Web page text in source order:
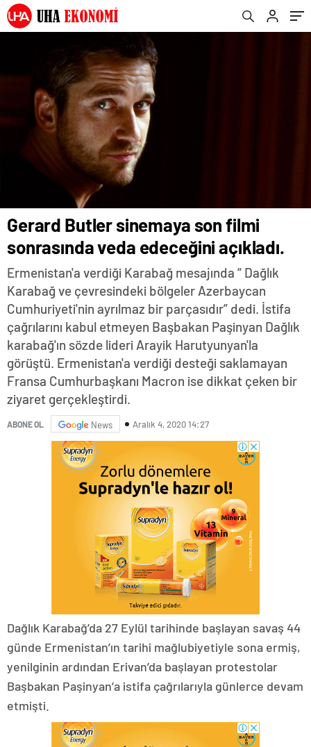
Gerard Butler sinemaya son filmi
sonrasında veda edeceğini açıkladı.
Ermenistan'a verdiği Karabağ mesajında “ Dağlık
Karabağ ve çevresindeki bölgeler Azerbaycan
Cumhuriyeti'nin ayrılmaz bir parçasıdır” dedi. İstifa
çağrılarını kabul etmeyen Başbakan Paşinyan Dağlık
karabağ'ın sözde lideri Arayik Harutyunyan'la
görüştü. Ermenistan'a verdiği desteği saklamayan
Fransa Cumhurbaşkanı Macron ise dikkat çeken bir
ziyaret gerçekleştirdi.
ABONE OL News Aralık 4, 2020 14:27
Dağlık Karabağ’da 27 Eylül tarihinde başlayan savaş 44
günde Ermenistan’ın tarihi mağlubiyetiyle sona ermiş,
yenilginin ardından Erivan’da başlayan protestolar
Başbakan Paşinyan’a istifa çağrılarıyla günlerce devam
etmişti.